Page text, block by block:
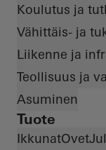
Koulutus ja
Vähittäis- ja
Liikenne ja
Teollisuus ja
Asuminen
Tuote
IkkunatOvet